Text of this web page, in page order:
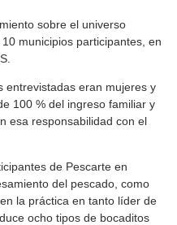
sobre el universo
municipios participantes, en
entrevistadas eran mujeres y
100 % del ingreso familiar y
esa responsabilidad con el
de Pescarte en
del pescado, como
la práctica en tanto líder de
ocho tipos de bocaditos